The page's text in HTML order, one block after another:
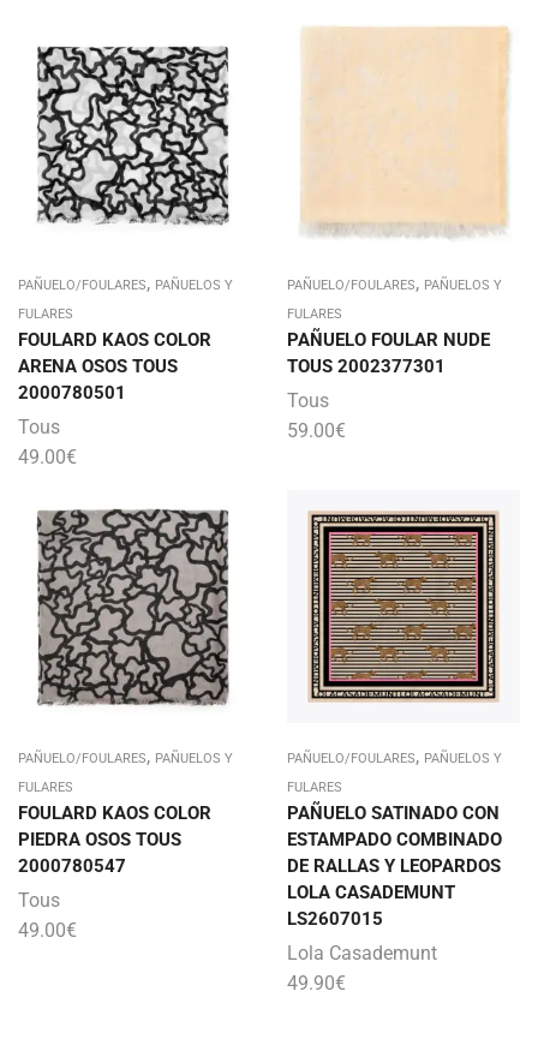
PAÑUELO/FOULARES, PAÑUELOS Y
FULARES
FOULARD KAOS COLOR
ARENA OSOS TOUS
2000780501
Tous
49.00€
PAÑUELO/FOULARES, PAÑUELOS Y
FULARES
PAÑUELO FOULAR NUDE
TOUS 2002377301
Tous
59.00€
PAÑUELO/FOULARES, PAÑUELOS Y
FULARES
FOULARD KAOS COLOR
PIEDRA OSOS TOUS
2000780547
Tous
49.00€
PAÑUELO/FOULARES, PAÑUELOS Y
FULARES
PAÑUELO SATINADO CON
ESTAMPADO COMBINADO
DE RALLAS Y LEOPARDOS
LOLA CASADEMUNT
LS2607015
Lola Casademunt
49.90€